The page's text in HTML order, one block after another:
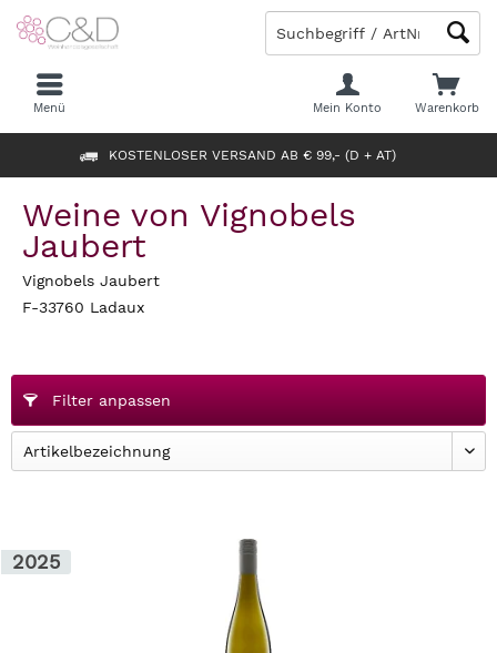
KOSTENLOSER VERSAND AB € 99,- (D + AT)
Warenkorb
Mein Konto
Menü
Weine von Vignobels
Jaubert
Vignobels Jaubert
F-33760 Ladaux
Filter anpassen
2025